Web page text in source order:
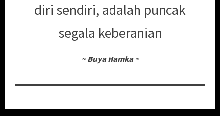
diri sendiri, adalah puncak
segala keberanian
~ Buya Hamka ~